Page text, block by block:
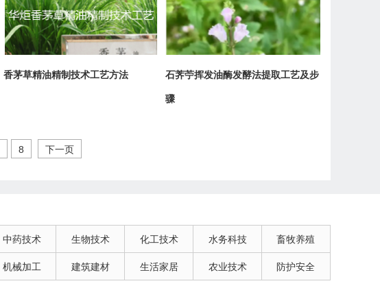
香茅草精油精制技术工艺方法 石荠苧挥发油酶发酵法提取工艺及步
骤
8 下一页
中药技术 生物技术 化工技术 水务科技 畜牧养殖
机械加工 建筑建材 生活家居 农业技术 防护安全